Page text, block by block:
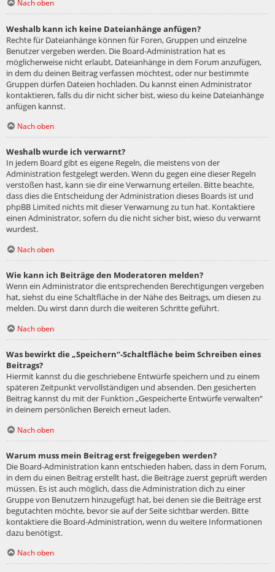
Nach oben
Weshalb kann ich keine Dateianhänge anfügen?
Rechte für Dateianhänge können für Foren, Gruppen und einzelne
Benutzer vergeben werden. Die Board-Administration hat es
möglicherweise nicht erlaubt, Dateianhänge in dem Forum anzufügen,
in dem du deinen Beitrag verfassen möchtest, oder nur bestimmte
Gruppen dürfen Dateien hochladen. Du kannst einen Administrator
kontaktieren, falls du dir nicht sicher bist, wieso du keine Dateianhänge
anfügen kannst.
Nach oben
Weshalb wurde ich verwarnt?
In jedem Board gibt es eigene Regeln, die meistens von der
Administration festgelegt werden. Wenn du gegen eine dieser Regeln
verstoßen hast, kann sie dir eine Verwarnung erteilen. Bitte beachte,
dass dies die Entscheidung der Administration dieses Boards ist und
phpBB Limited nichts mit dieser Verwarnung zu tun hat. Kontaktiere
einen Administrator, sofern du die nicht sicher bist, wieso du verwarnt
wurdest.
Nach oben
Wie kann ich Beiträge den Moderatoren melden?
Wenn ein Administrator die entsprechenden Berechtigungen vergeben
hat, siehst du eine Schaltfläche in der Nähe des Beitrags, um diesen zu
melden. Du wirst dann durch die weiteren Schritte geführt.
Nach oben
Was bewirkt die „Speichern“-Schaltfläche beim Schreiben eines
Beitrags?
Hiermit kannst du die geschriebene Entwürfe speichern und zu einem
späteren Zeitpunkt vervollständigen und absenden. Den gesicherten
Beitrag kannst du mit der Funktion „Gespeicherte Entwürfe verwalten“
in deinem persönlichen Bereich erneut laden.
Nach oben
Warum muss mein Beitrag erst freigegeben werden?
Die Board-Administration kann entschieden haben, dass in dem Forum,
in dem du einen Beitrag erstellt hast, die Beiträge zuerst geprüft werden
müssen. Es ist auch möglich, dass die Administration dich zu einer
Gruppe von Benutzern hinzugefügt hat, bei denen sie die Beiträge erst
begutachten möchte, bevor sie auf der Seite sichtbar werden. Bitte
kontaktiere die Board-Administration, wenn du weitere Informationen
dazu benötigst.
Nach oben